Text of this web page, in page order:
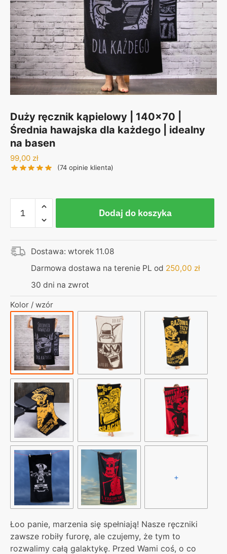
Duży ręcznik kąpielowy | 140×70 |
Średnia hawajska dla każdego | idealny
na basen
99,00 zł
(74 opinie klienta)
Duży
ręcznik
kąpielowy
|
140x70
Średnia
hawajska
dla
każdego
idealny
na
basen
Dodaj do koszyka
Dostawa: wtorek 11.08
Darmowa dostawa na terenie PL od 250,00 zł
30 dni na zwrot
Kolor / wzór
+
Łoo panie, marzenia się spełniają! Nasze ręczniki
zawsze robiły furorę, ale czujemy, że tym to
rozwalimy całą galaktykę. Przed Wami coś, o co